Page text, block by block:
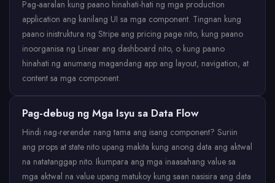
Pag-aaralan kung paano hinahati-hati ng mga production
application ang kanilang UI sa mga component. Tingnan kung
paano inistruktura ng Stripe ang pricing page nito, kung paano
inoorganisa ng Linear ang dashboard nito, o kung paano
hinahati ng anumang magandang app ang layout, navigation, at
content sa mga component.
Pag-debug ng Mga Isyu sa Data Flow
Hindi nag-rerender nang tama ang isang component? Suriin
ang props at state nito upang makita kung anong data ang aktwal
na natatanggap nito. Ikumpara ang mga inaasahang value sa
mga aktwal na value upang matukoy kung saan nasisira ang data